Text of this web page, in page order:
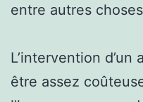
entre autres
L’intervention
être assez